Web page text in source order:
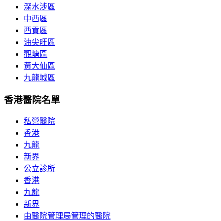
深水涉區
中西區
西貢區
油尖旺區
觀塘區
黃大仙區
九龍城區
香港醫院名單
私營醫院
香港
九龍
新界
公立診所
香港
九龍
新界
由醫院管理局管理的醫院